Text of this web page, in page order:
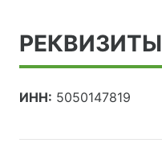
РЕКВИЗИТЫ
ИНН: 5050147819